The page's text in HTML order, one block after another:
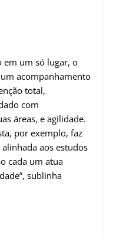
um só lugar, o
acompanhamento
total,
com
áreas, e agilidade.
por exemplo, faz
aos estudos
cada um atua
sublinha